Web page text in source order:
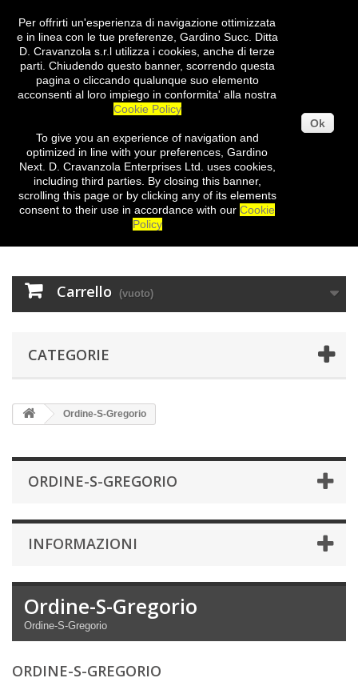
Carrello (vuoto)
CATEGORIE
Ordine-S-Gregorio
ORDINE-S-GREGORIO
INFORMAZIONI
Ordine-S-Gregorio
Ordine-S-Gregorio
ORDINE-S-GREGORIO
Per offrirti un'esperienza di navigazione ottimizzata
e in linea con le tue preferenze, Gardino Succ. Ditta
D. Cravanzola s.r.l utilizza i cookies, anche di terze
parti. Chiudendo questo banner, scorrendo questa
pagina o cliccando qualunque suo elemento
acconsenti al loro impiego in conformita' alla nostra
Cookie Policy
To give you an experience of navigation and
optimized in line with your preferences Gardino
Next. D. Cravanzola Enterprises Ltd. uses cookies,
including third parties. By closing this banner,
scrolling this page or by clicking any of its elements
consent to their use in accordance with our Cookie
Policy
Ok